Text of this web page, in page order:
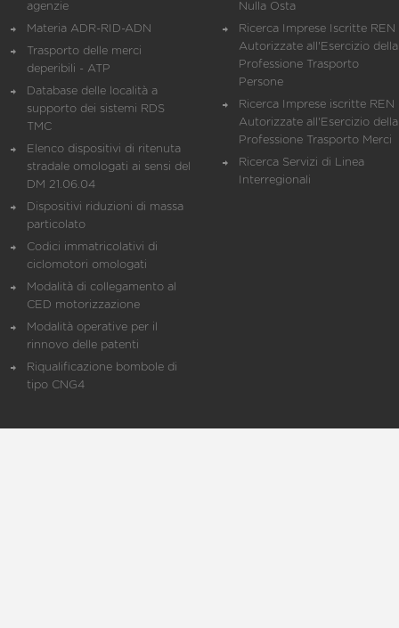
agenzie
Materia ADR-RID-ADN
Trasporto delle merci
deperibili - ATP
Database delle località a
supporto dei sistemi RDS
TMC
Elenco dispositivi di ritenuta
stradale omologati ai sensi del
DM 21.06.04
Dispositivi riduzioni di massa
particolato
Codici immatricolativi di
ciclomotori omologati
Modalità di collegamento al
CED motorizzazione
Modalità operative per il
rinnovo delle patenti
Riqualificazione bombole di
tipo CNG4
Nulla Osta
Ricerca Imprese Iscritte REN
Autorizzate all'Esercizio della
Professione Trasporto
Persone
Ricerca Imprese iscritte REN
Autorizzate all'Esercizio della
Professione Trasporto Merci
Ricerca Servizi di Linea
Interregionali